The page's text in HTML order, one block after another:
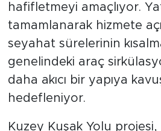
hafifletmeyi amaçlıyor.
tamamlanarak hizmete
seyahat sürelerinin
genelindeki araç
daha akıcı bir yapıya
hedefleniyor.
Kuzey Kuşak Yolu projesi,